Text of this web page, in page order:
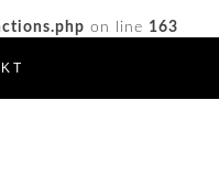
on line 163